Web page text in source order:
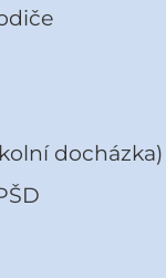
docházka)